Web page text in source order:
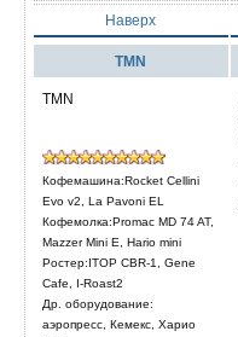
Наверх
TMN
TMN
Кофемашина:Rocket Cellini
Evo v2, La Pavoni EL
Кофемолка:Promac MD 74 AT,
Mazzer Mini E, Hario mini
Ростер:ITOP CBR-1, Gene
Cafe, I-Roast2
Др. оборудование:
аэропресс, Кемекс, Харио